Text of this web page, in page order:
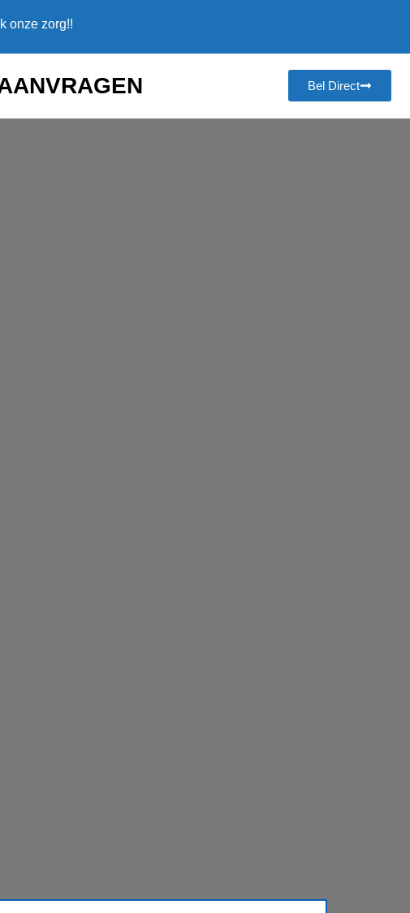
onze zorg!!
Bel Direct